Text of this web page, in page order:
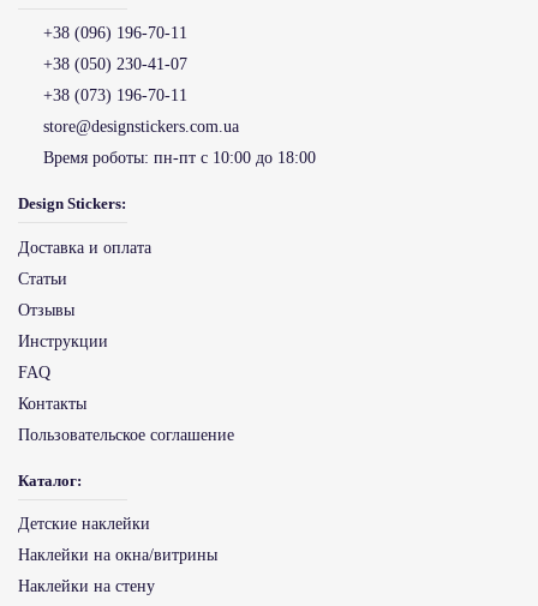
+38 (096) 196-70-11
+38 (050) 230-41-07
+38 (073) 196-70-11
store@designstickers.com.ua
Время роботы: пн-пт с 10:00 до 18:00
Design Stickers:
Доставка и оплата
Статьи
Отзывы
Инструкции
FAQ
Контакты
Пользовательское соглашение
Каталог:
Детские наклейки
Наклейки на окна/витрины
Наклейки на стену